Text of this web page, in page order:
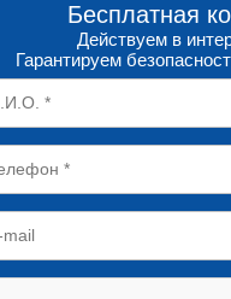
Бесплатная
Действуем в
Гарантируем